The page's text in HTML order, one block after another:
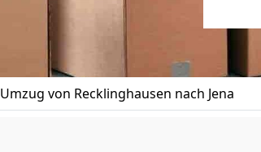
Umzug von Recklinghausen nach Jena